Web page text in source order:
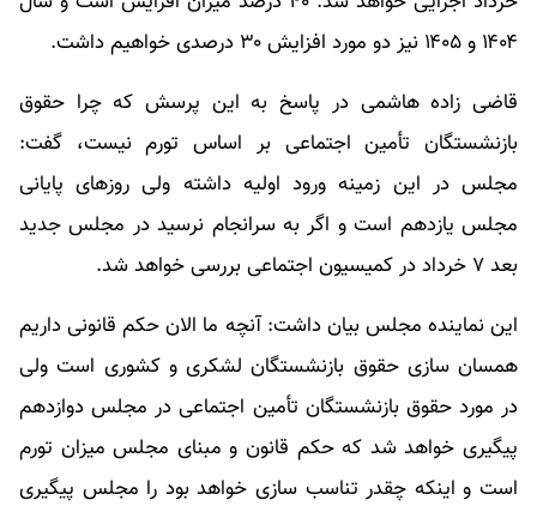
۱۴۰۴ و ۱۴۰۵ نیز دو مورد افزایش ۳۰ درصدی خواهیم داشت.
قاضی زاده هاشمی در پاسخ به این پرسش که چرا حقوق
بازنشستگان تأمین اجتماعی بر اساس تورم نیست، گفت:
مجلس در این زمینه ورود اولیه داشته ولی روزهای پایانی
مجلس یازدهم است و اگر به سرانجام نرسید در مجلس جدید
بعد ۷ خرداد در کمیسیون اجتماعی بررسی خواهد شد.
این نماینده مجلس بیان داشت: آنچه ما الان حکم قانونی داریم
همسان سازی حقوق بازنشستگان لشکری و کشوری است ولی
در مورد حقوق بازنشستگان تأمین اجتماعی در مجلس دوازدهم
پیگیری خواهد شد که حکم قانون و مبنای مجلس میزان تورم
است و اینکه چقدر تناسب سازی خواهد بود را مجلس پیگیری